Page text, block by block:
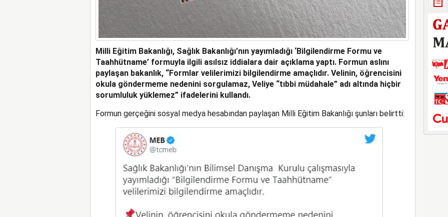
Milli Eğitim Bakanlığı, Sağlık Bakanlığı’nın yayımladığı ‘Bilgilendirme Formu ve
Taahhütname’ formuyla ilgili asılsız iddialara dair açıklama yaptı. Formun aslını
paylaşan bakanlık, “Formlar velilerimizi bilgilendirme amaçlıdır. Velinin, öğrencisini
okula göndermeme nedenini sorgulamaz, Veliye “tıbbi müdahale” adı altında hiçbir
sorumluluk yüklemez” ifadelerini kullandı.
Formun gerçeğini sosyal medya hesabından paylaşan Milli Eğitim Bakanlığı şunları belirtti: